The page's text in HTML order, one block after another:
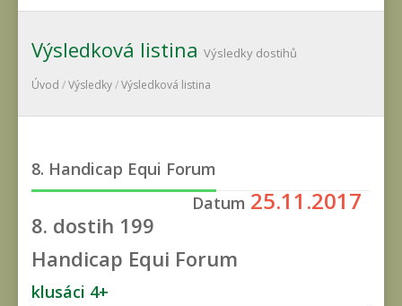
Výsledková listina Výsledky dostihů
Úvod /Výsledky/Výsledková listina
8. Handicap Equi Forum
Datum 25.11.2017
8. dostih 199
Handicap Equi Forum
klusáci 4+